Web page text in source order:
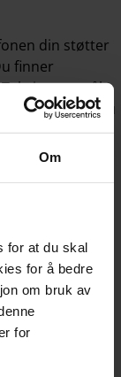
Om
for at du skal
for å bedre
om bruk av
for
din støtter
finner
i spørsmål
VoLTE. Når du
det at du
Tale?
selv om
du:
på